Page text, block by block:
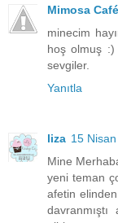
Mimosa Café
minecim
hoş olmuş :)
sevgiler.
Yanıtla
liza 15
Mine
yeni teman
afetin elinden